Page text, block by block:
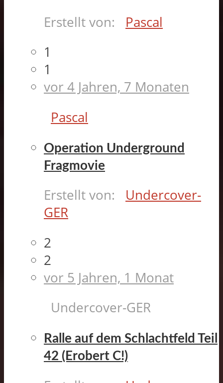
Erstellt von:
Pascal
1
1
vor 4 Jahren, 7 Monaten
Pascal
Operation Underground
Fragmovie
Erstellt von:
Undercover-
GER
2
2
vor 5 Jahren, 1 Monat
Undercover-GER
Ralle auf dem Schlachtfeld Teil
42 (Erobert C!)